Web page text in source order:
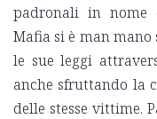
padronali in nome
Mafia si è man
le sue leggi
anche sfruttando la
delle stesse vittime.